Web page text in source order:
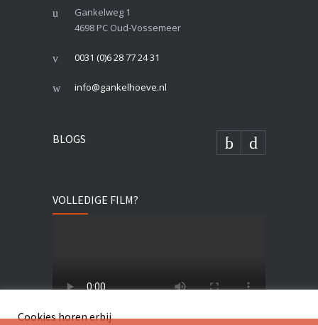
Gankelweg 1
4698 PC Oud-Vossemeer
0031 (0)6 28 77 24 31
info@gankelhoeve.nl
BLOGS
VOLLEDIGE FILM?
Cookies horen erbij